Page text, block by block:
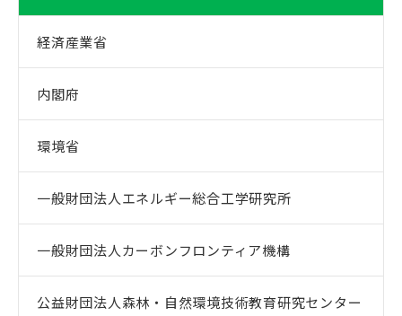
経済産業省
内閣府
環境省
一般財団法人エネルギー総合工学研究所
一般財団法人カーボンフロンティア機構
公益財団法人森林・自然環境技術教育研究センター